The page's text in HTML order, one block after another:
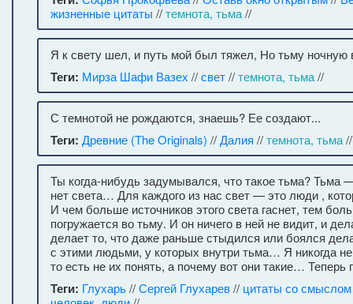
жизненные цитаты //темнота, тьма//
Я к свету шел, и путь мой был тяжел, Но тьму ночную
Теги: Мирза Шафи Вазех //свет//темнота, тьма//
С темнотой не рождаются, знаешь? Ее создают...
Теги: Древние (The Originals) //Далия //темнота, тьма//
Ты когда-нибудь задумывался, что такое тьма? Тьма
нет света… Для каждого из нас свет — это люди ,
И чем больше источников этого света гаснет, тем
погружается во тьму. И он ничего в ней не видит, и
делает то, что даже раньше стыдился или боялся
с этими людьми, у которых внутри тьма… Я никогда
то есть не их понять, а почему вот они такие… Теперь
Теги: Глухарь//Сергей Глухарев// цитаты со смыслом